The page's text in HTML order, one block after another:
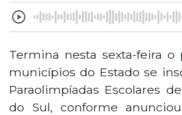
Termina nesta sexta-feira o
municípios do Estado se
Paraolimpíadas Escolares
do Sul, conforme